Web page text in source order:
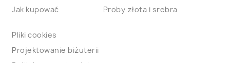
Jak kupować
Proby złota i srebra
Pliki cookies
Projektowanie biżuterii